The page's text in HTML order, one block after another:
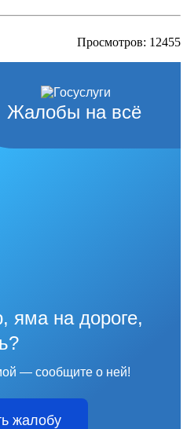
Просмотров: 12455
Жалобы на всё
яма на дороге,
— сообщите о ней!
жалобу